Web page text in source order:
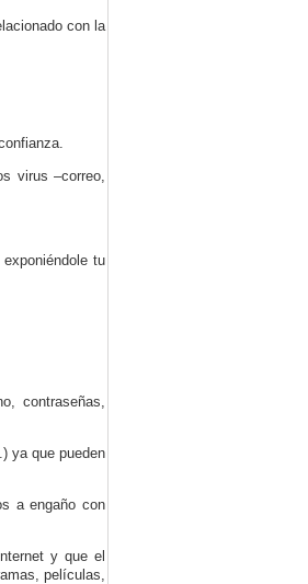
con la
virus –correo,
tu
contraseñas,
ya que pueden
a engaño con
y que el
películas,